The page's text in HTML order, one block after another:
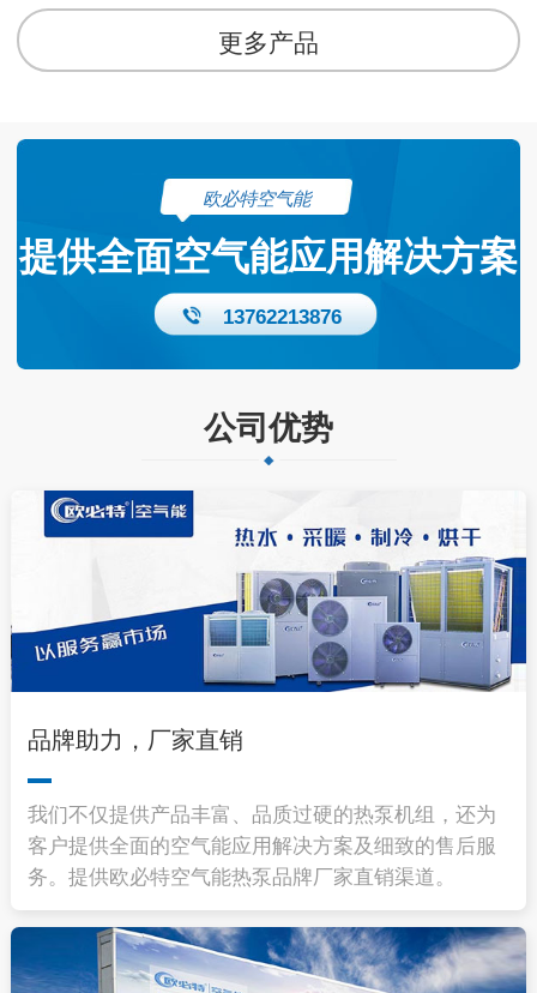
更多产品
欧必特空气能
提供全面空气能应用解决方案
13762213876
公司优势
品牌助力，厂家直销
我们不仅提供产品丰富、品质过硬的热泵机组，还为
客户提供全面的空气能应用解决方案及细致的售后服
务。提供欧必特空气能热泵品牌厂家直销渠道。